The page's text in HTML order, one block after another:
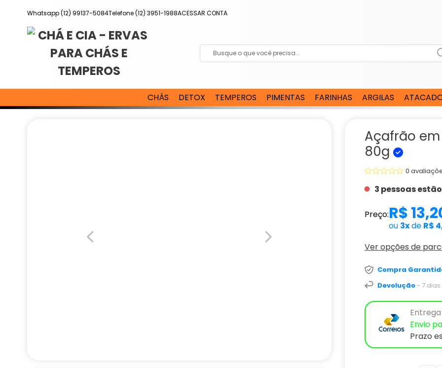
Whatsapp (12) 99137-5084Telefone (12) 3951-1988ACESSAR CONTA
CHÁS DETOX TEMPEROS PIMENTAS FARINHAS ARGILAS
Açafrão
80g
0
3 pessoas estão
Preço:R$
ou 3xde R$
Ver opções de
Compra
Devolução - 7
Envio
Prazo